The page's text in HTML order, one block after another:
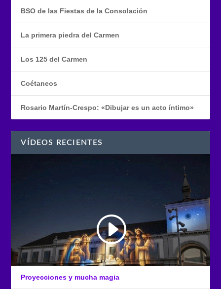
BSO de las Fiestas de la Consolación
La primera piedra del Carmen
Los 125 del Carmen
Coétaneos
Rosario Martín-Crespo: «Dibujar es un acto íntimo»
VÍDEOS RECIENTES
Proyecciones y mucha magia